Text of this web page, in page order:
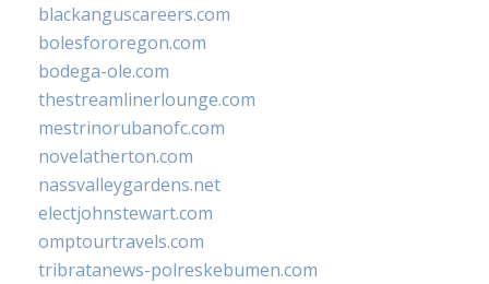
blackanguscareers.com
bolesfororegon.com
bodega-ole.com
thestreamlinerlounge.com
mestrinorubanofc.com
novelatherton.com
nassvalleygardens.net
electjohnstewart.com
omptourtravels.com
tribratanews-polreskebumen.com